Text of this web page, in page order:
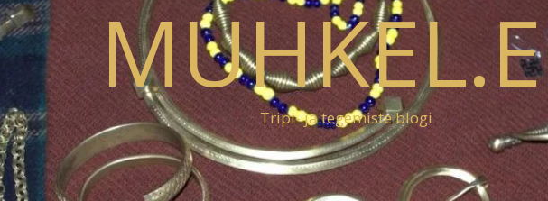
Tripi- ja tegemiste blogi